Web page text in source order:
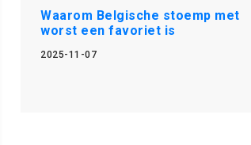
Waarom Belgische stoemp met
worst een favoriet is
2025-11-07